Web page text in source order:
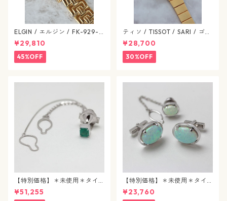
ELGIN / エルジン / FK-929-C
ゴールド / 638-07-elgin
¥29,810
45%OFF
ティソ / TISSOT / SARI / ゴー
ルドカラー / 文字盤 SS / 手巻
き式 / 1224-03-tissot
¥28,700
30%OFF
【特別価格】＊未使用＊タイ
タック / エメラルド / j89
¥51,255
【特別価格】＊未使用＊タイ
タック&カフスボタン / 合成パ
ール / j90
¥23,760